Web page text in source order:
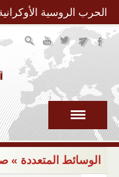
الحرب الروسية
الوسائط المتعددة »